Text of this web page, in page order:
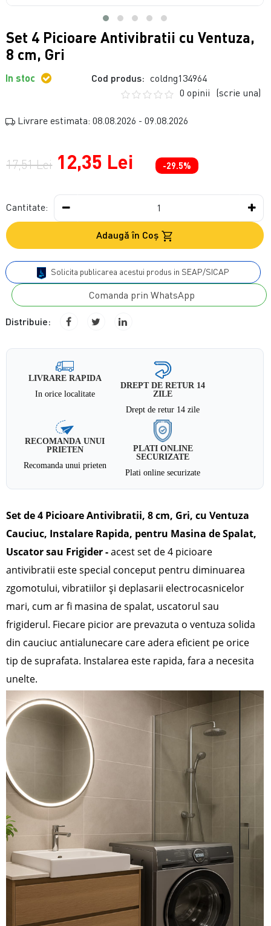
Set 4 Picioare Antivibratii cu Ventuza,
8 cm, Gri
In stoc Cod produs: coldng134964
0 opinii (scrie una)
Livrare estimata: 08.08.2026 - 09.08.2026
17,51 Lei 12,35 Lei -29.5%
Cantitate:
Adaugă în Coş
Solicita publicarea acestui produs in SEAP/SICAP
Comanda prin WhatsApp
Distribuie:
LIVRARE RAPIDA
In orice localitate
DREPT DE RETUR 14
ZILE
Drept de retur 14 zile
RECOMANDA UNUI
PRIETEN
Recomanda unui prieten
PLATI ONLINE
SECURIZATE
Plati online securizate
Set de 4 Picioare Antivibratii, 8 cm, Gri, cu Ventuza
Cauciuc, Instalare Rapida, pentru Masina de Spalat,
Uscator sau Frigider -acest set de 4 picioare
antivibratii este special conceput pentru diminuarea
zgomotului, vibratiilor și deplasarii electrocasnicelor
mari, cum ar fi masina de spalat, uscatorul sau
frigiderul. Fiecare picior are prevazuta oventuza solida
din cauciuc antialunecare care adera eficient pe orice
tip de suprafata. Instalarea este rapida, fara a necesita
unelte.